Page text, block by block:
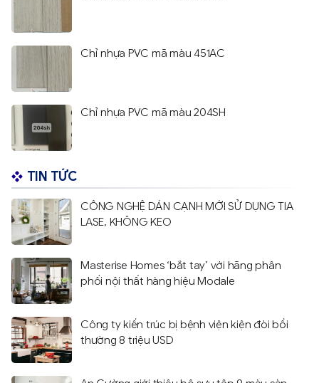
Chỉ nhựa PVC mã màu 451AC
Chỉ nhựa PVC mã màu 204SH
TIN TỨC
CÔNG NGHỆ DÁN CẠNH MỚI SỬ DỤNG TIA
LASE, KHÔNG KEO
Masterise Homes ‘bắt tay’ với hãng phân
phối nội thất hàng hiệu Modale
Công ty kiến trúc bị bệnh viện kiện đòi bồi
thường 8 triệu USD